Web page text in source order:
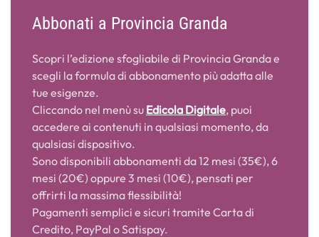
Abbonati a Provincia Granda
Scopri l’edizione sfogliabile di Provincia Granda e
scegli la formula di abbonamento più adatta alle
tue esigenze.
Cliccando nel menù su Edicola Digitale, puoi
accedere ai contenuti in qualsiasi momento, da
qualsiasi dispositivo.
Sono disponibili abbonamenti da 12 mesi (35€), 6
mesi (20€) oppure 3 mesi (10€), pensati per
offrirti la massima flessibilità!
Pagamenti semplici e sicuri tramite Carta di
Credito, PayPal o Satispay.